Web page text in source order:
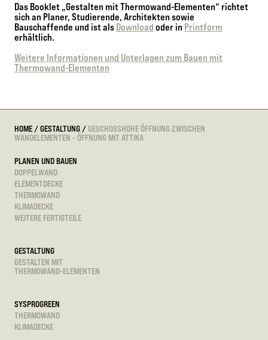
Das Booklet „Gestalten mit Thermowand-Elementen“ richtet
sich an Planer, Studierende, Architekten sowie
Bauschaffende und ist als Download oder in Printform
erhältlich.
Weitere Informationen und Unterlagen zum Bauen mit
Thermowand-Elementen
HOME /GESTALTUNG /GESCHOSSHOHE ÖFFNUNG ZWISCHEN
WANDELEMENTEN - ÖFFNUNG MIT ATTIKA
PLANEN UND BAUEN
DOPPELWAND
ELEMENTDECKE
THERMOWAND
KLIMADECKE
WEITERE FERTIGTEILE
GESTALTUNG
GESTALTEN MIT
THERMOWAND-ELEMENTEN
SYSPROGREEN
THERMOWAND
KLIMADECKE